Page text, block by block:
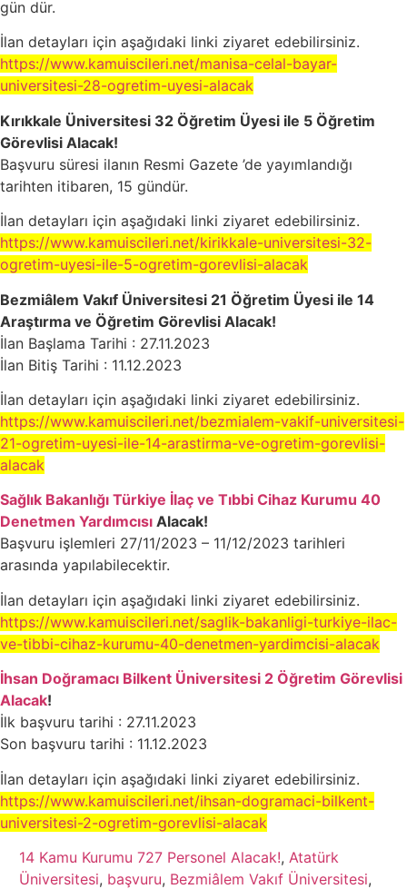
gün dür.
İlan detayları için aşağıdaki linki ziyaret edebilirsiniz.
https://www.kamuiscileri.net/manisa-celal-bayar-
universitesi-28-ogretim-uyesi-alacak
Kırıkkale Üniversitesi 32 Öğretim Üyesi ile 5 Öğretim
Görevlisi Alacak!
Başvuru süresi ilanın Resmi Gazete ’de yayımlandığı
tarihten itibaren, 15 gündür.
İlan detayları için aşağıdaki linki ziyaret edebilirsiniz.
https://www.kamuiscileri.net/kirikkale-universitesi-32-
ogretim-uyesi-ile-5-ogretim-gorevlisi-alacak
Bezmiâlem Vakıf Üniversitesi 21 Öğretim Üyesi ile 14
Araştırma ve Öğretim Görevlisi Alacak!
İlan Başlama Tarihi : 27.11.2023
İlan Bitiş Tarihi : 11.12.2023
İlan detayları için aşağıdaki linki ziyaret edebilirsiniz.
https://www.kamuiscileri.net/bezmialem-vakif-universitesi-
21-ogretim-uyesi-ile-14-arastirma-ve-ogretim-gorevlisi-
alacak
Sağlık Bakanlığı Türkiye İlaç ve Tıbbi Cihaz Kurumu 40
Denetmen Yardımcısı Alacak!
Başvuru işlemleri 27/11/2023 – 11/12/2023 tarihleri
arasında yapılabilecektir.
İlan detayları için aşağıdaki linki ziyaret edebilirsiniz.
https://www.kamuiscileri.net/saglik-bakanligi-turkiye-ilac-
ve-tibbi-cihaz-kurumu-40-denetmen-yardimcisi-alacak
İhsan Doğramacı Bilkent Üniversitesi 2 Öğretim Görevlisi
Alacak!
İlk başvuru tarihi : 27.11.2023
Son başvuru tarihi : 11.12.2023
İlan detayları için aşağıdaki linki ziyaret edebilirsiniz.
https://www.kamuiscileri.net/ihsan-dogramaci-bilkent-
universitesi-2-ogretim-gorevlisi-alacak
14 Kamu Kurumu 727 Personel Alacak!, Atatürk
Üniversitesi, başvuru, Bezmiâlem Vakıf Üniversitesi,